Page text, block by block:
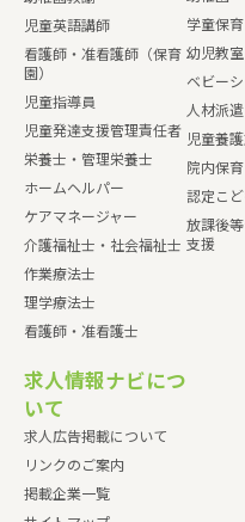
児童英語講師
看護師・准看護師（保育
園）
児童指導員
児童発達支援管理責任者
栄養士・管理栄養士
ホームヘルパー
ケアマネージャー
介護福祉士・社会福祉士
作業療法士
理学療法士
看護師・准看護士
学童保育
幼児教室
ベビー
人材派
児童養
院内保育
認定こ
放課後
支援
求人情報ナビにつ
いて
求人広告掲載について
リンクのご案内
掲載企業一覧